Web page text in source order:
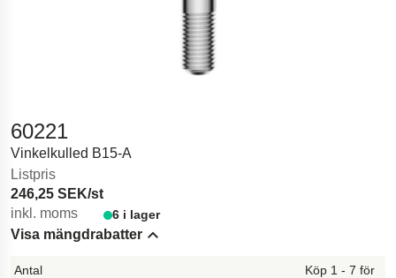
60221
Vinkelkulled B15-A
Listpris
246,25 SEK/st
inkl. moms
6 i lager
Visa mängdrabatter
Hide content
Köp 1 - 7 för